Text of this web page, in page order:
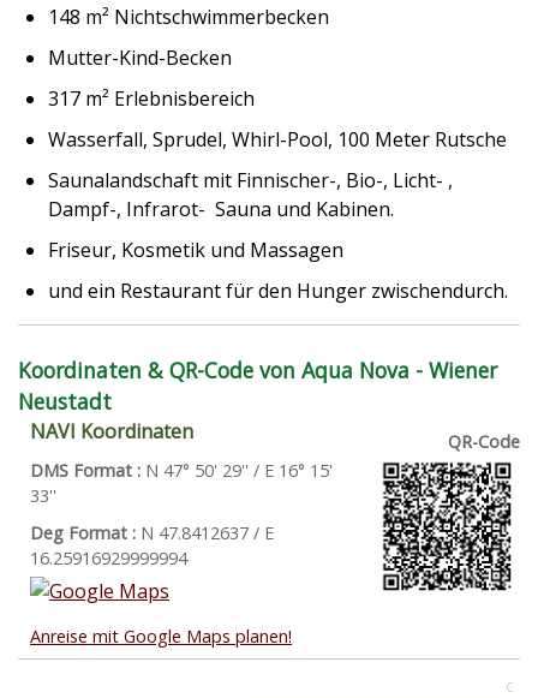
148 m² Nichtschwimmerbecken
Mutter-Kind-Becken
317 m² Erlebnisbereich
Wasserfall, Sprudel, Whirl-Pool, 100 Meter Rutsche
Saunalandschaft mit Finnischer-, Bio-, Licht- ,
Dampf-, Infrarot- Sauna und Kabinen.
Friseur, Kosmetik und Massagen
und ein Restaurant für den Hunger zwischendurch.
Koordinaten & QR-Code von Aqua Nova - Wiener
Neustadt
NAVI Koordinaten
DMS Format : N 47° 50' 29'' / E 16° 15'
33''
Deg Format : N 47.8412637 / E
16.25916929999994
Anreise mit Google Maps planen!
QR-Code
C